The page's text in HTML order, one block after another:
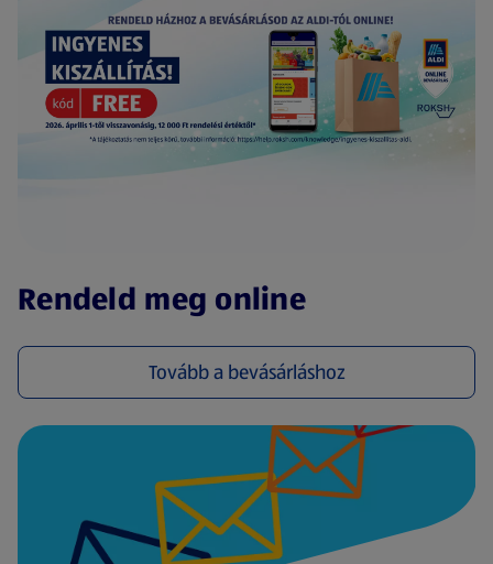
Rendeld meg online
Tovább a bevásárláshoz
(új oldalon nyílik meg)